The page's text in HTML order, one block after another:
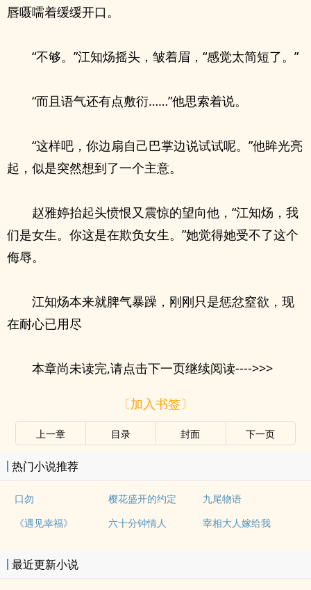
唇嗫嚅着缓缓开口。
“不够。”江知炀摇头，皱着眉，“感觉太简短了。”
“而且语气还有点敷衍……”他思索着说。
“这样吧，你边扇自己巴掌边说试试呢。”他眸光亮
起，似是突然想到了一个主意。
赵雅婷抬起头愤恨又震惊的望向他，“江知炀，我
们是女生。你这是在欺负女生。”她觉得她受不了这个
侮辱。
江知炀本来就脾气暴躁，刚刚只是惩忿窒欲，现
在耐心已用尽
本章尚未读完,请点击下一页继续阅读---->>>
〔加入书签〕
上一章 目录 封面 下一页
热门小说推荐
口勿 樱花盛开的约定
九尾物语
《遇见幸福》
六十分钟情人 宰相大人嫁给我
最近更新小说